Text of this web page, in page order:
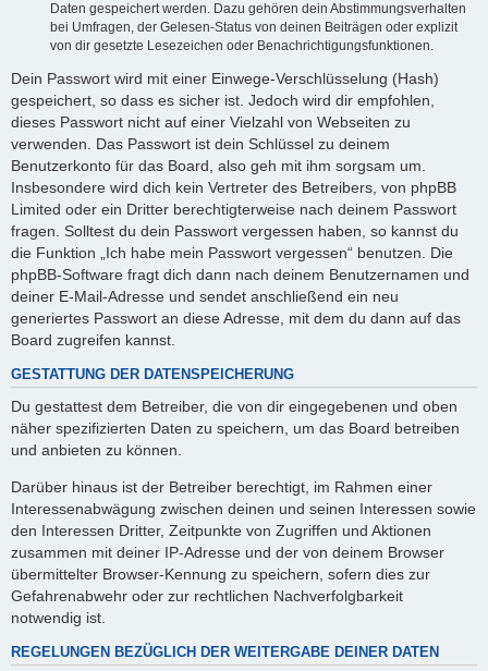
Daten gespeichert werden. Dazu gehören dein Abstimmungsverhalten
bei Umfragen, der Gelesen-Status von deinen Beiträgen oder explizit
von dir gesetzte Lesezeichen oder Benachrichtigungsfunktionen.
Dein Passwort wird mit einer Einwege-Verschlüsselung (Hash)
gespeichert, so dass es sicher ist. Jedoch wird dir empfohlen,
dieses Passwort nicht auf einer Vielzahl von Webseiten zu
verwenden. Das Passwort ist dein Schlüssel zu deinem
Benutzerkonto für das Board, also geh mit ihm sorgsam um.
Insbesondere wird dich kein Vertreter des Betreibers, von phpBB
Limited oder ein Dritter berechtigterweise nach deinem Passwort
fragen. Solltest du dein Passwort vergessen haben, so kannst du
die Funktion „Ich habe mein Passwort vergessen“ benutzen. Die
phpBB-Software fragt dich dann nach deinem Benutzernamen und
deiner E-Mail-Adresse und sendet anschließend ein neu
generiertes Passwort an diese Adresse, mit dem du dann auf das
Board zugreifen kannst.
GESTATTUNG DER DATENSPEICHERUNG
Du gestattest dem Betreiber, die von dir eingegebenen und oben
näher spezifizierten Daten zu speichern, um das Board betreiben
und anbieten zu können.
Darüber hinaus ist der Betreiber berechtigt, im Rahmen einer
Interessenabwägung zwischen deinen und seinen Interessen sowie
den Interessen Dritter, Zeitpunkte von Zugriffen und Aktionen
zusammen mit deiner IP-Adresse und der von deinem Browser
übermittelter Browser-Kennung zu speichern, sofern dies zur
Gefahrenabwehr oder zur rechtlichen Nachverfolgbarkeit
notwendig ist.
REGELUNGEN BEZÜGLICH DER WEITERGABE DEINER DATEN